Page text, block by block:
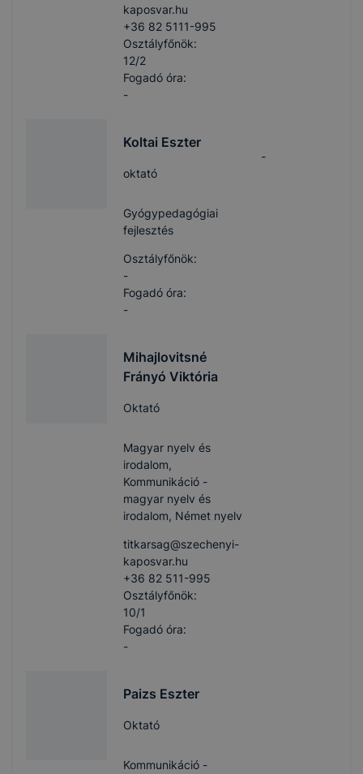
kaposvar.hu
+36 82 5111-995
Osztályfőnök:
12/2
Fogadó óra:
-
Koltai Eszter
oktató
Gyógypedagógiai
fejlesztés
-
Osztályfőnök:
-
Fogadó óra:
-
Mihajlovitsné
Frányó Viktória
Oktató
Magyar nyelv és
irodalom,
Kommunikáció -
magyar nyelv és
irodalom, Német nyelv
titkarsag​@szechenyi-
kaposvar.hu
+36 82 511-995
Osztályfőnök:
10/1
Fogadó óra:
-
Paizs Eszter
Oktató
Kommunikáció -